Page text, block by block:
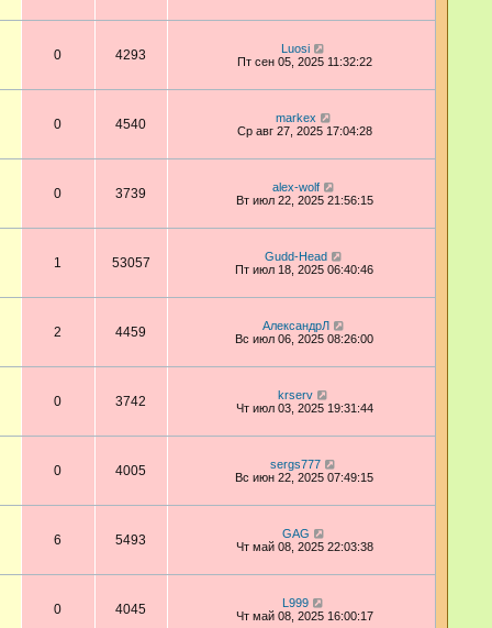
0 4293
Luosi
Пт сен 05, 2025 11:32:22
0 4540
markex
Ср авг 27, 2025 17:04:28
0 3739
alex-wolf
Вт июл 22, 2025 21:56:15
1 53057
Gudd-Head
Пт июл 18, 2025 06:40:46
2 4459
АлександрЛ
Вс июл 06, 2025 08:26:00
0 3742
krserv
Чт июл 03, 2025 19:31:44
0 4005
sergs777
Вс июн 22, 2025 07:49:15
6 5493
GAG
Чт май 08, 2025 22:03:38
0 4045
L999
Чт май 08, 2025 16:00:17